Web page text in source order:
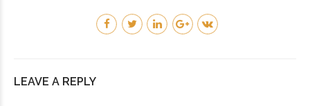
LEAVE A REPLY